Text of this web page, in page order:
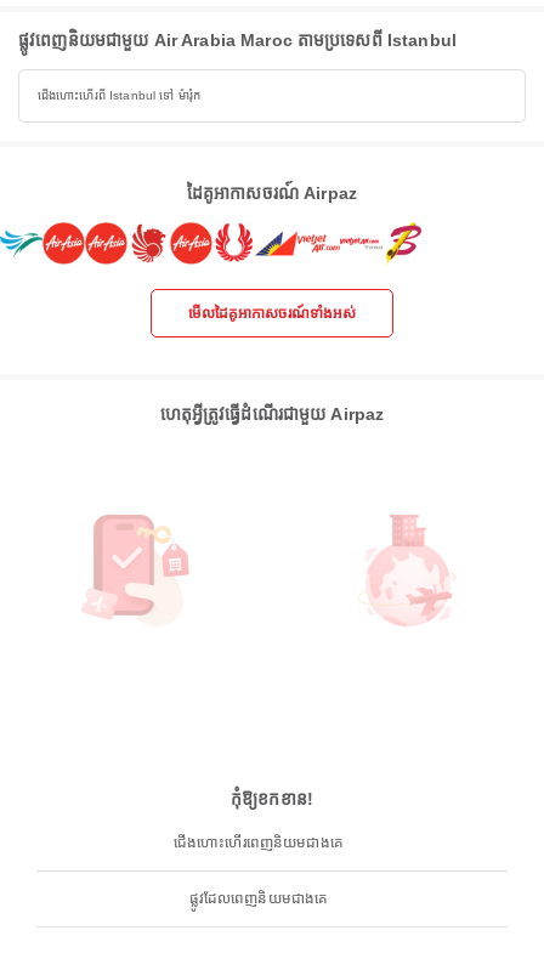
ផ្លូវពេញនិយមជាមួយ Air Arabia Maroc តាមប្រទេសពី Istanbul
ជើងហោះហើរពី Istanbul ទៅ ម៉ារ៉ុក
ដៃគូអាកាសចរណ៍ Airpaz
មើលដៃគូអាកាសចរណ៍ទាំងអស់
ហេតុអ្វីត្រូវធ្វើដំណើរជាមួយ Airpaz
កុំឱ្យខកខាន!
ជើងហោះហើរពេញនិយមជាងគេ
ផ្លូវដែលពេញនិយមជាងគេ